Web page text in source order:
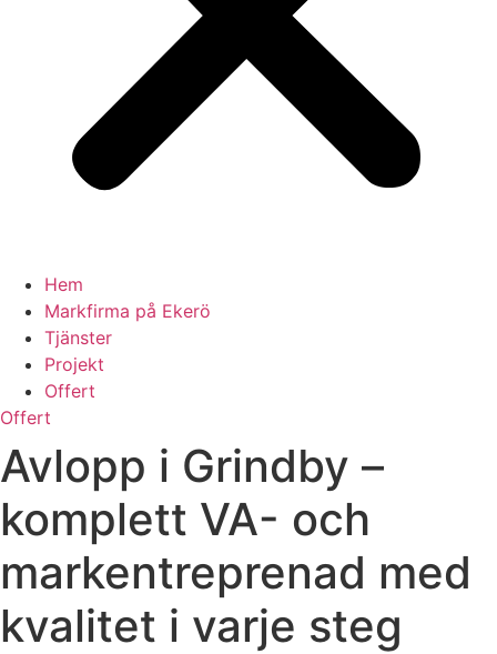
Hem
Markfirma på Ekerö
Tjänster
Projekt
Offert
Offert
Avlopp i Grindby –
komplett VA- och
markentreprenad med
kvalitet i varje steg